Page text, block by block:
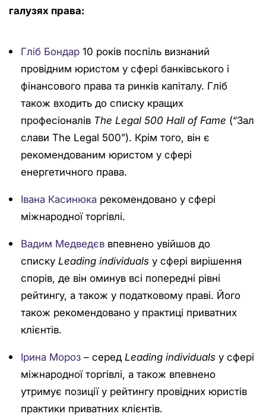
галузях правa:
Гліб Бондар 10 років поспіль визнаний
провідним юристом у сфері банківського і
фінансового права та ринків капіталу. Гліб
також входить до списку кращих
професіоналів The Legal 500 Hall of Fame (“Зал
слави The Legal 500”). Крім того, він є
рекомендованим юристом у сфері
енергетичного права.
Івана Касинюка рекомендовано у сфері
міжнародної торгівлі.
Вадим Медведєв впевнено увійшов до
списку Leading individuals у сфері вирішення
спорів, де він оминув всі попередні рівні
рейтингу, а також у податковому праві. Його
також рекомендовано у практиці приватних
клієнтів.
Ірина Мороз – серед Leading individuals у сфері
міжнародної торгівлі, а також впевнено
утримує позиції у рейтингу провідних юристів
практики приватних клієнтів.